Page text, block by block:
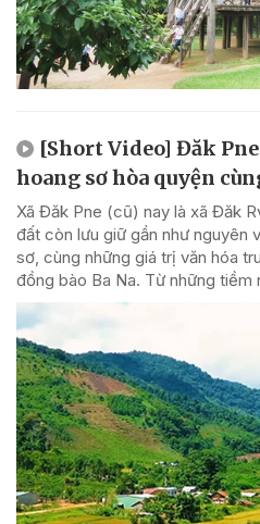
[Short Video] Đăk
hoang sơ hòa quyện
Xã Đăk Pne (cũ) nay là xã Đăk
đất còn lưu giữ gần như nguyên
sơ, cùng những giá trị văn hóa
đồng bào Ba Na. Từ những tiềm